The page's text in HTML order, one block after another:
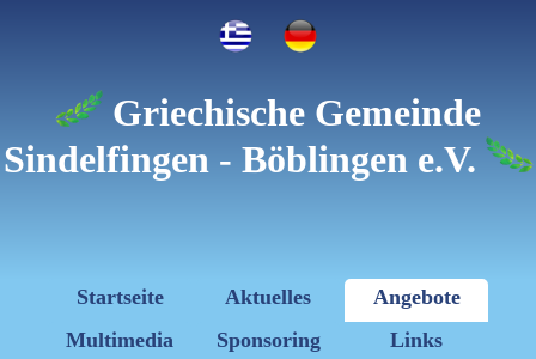
Griechische Gemeinde
Sindelfingen - Böblingen e.V.
Startseite Aktuelles
Angebote
Multimedia
Sponsoring
Links